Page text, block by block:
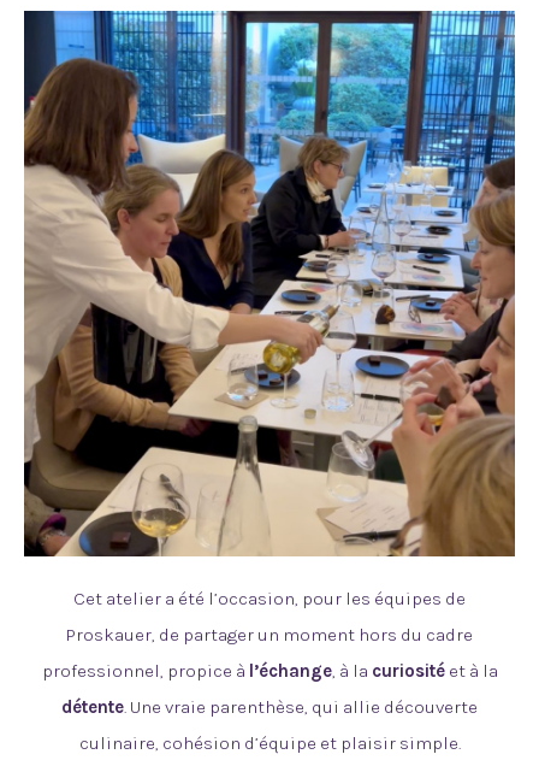
Cet atelier a été l’occasion, pour les équipes de
Proskauer, de partager un moment hors du cadre
professionnel, propice à l’échange, à la curiositéet à la
détente. Une vraie parenthèse, qui allie découverte
culinaire, cohésion d’équipe et plaisir simple.